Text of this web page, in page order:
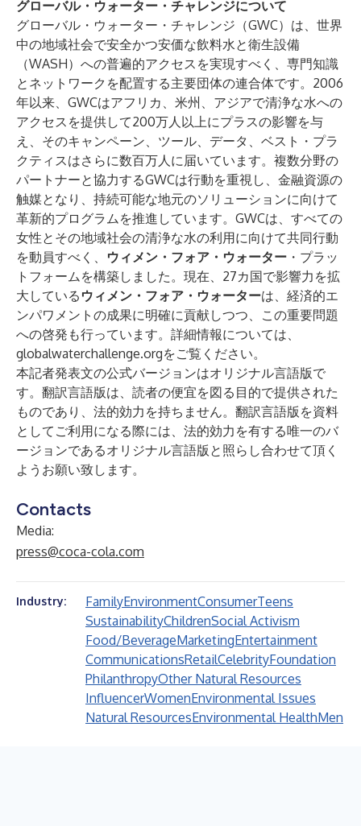
グローバル・ ウォーター ・ チャレンジについて
グローバル・ウォーター・チャレンジ（GWC）は、世界
中の地域社会で安全かつ安価な飲料水と衛生設備
（WASH）への普遍的アクセスを実現すべく、専門知識
とネットワークを配置する主要団体の連合体です。2006
年以来、GWCはアフリカ、米州、アジアで清浄な水への
アクセスを提供して200万人以上にプラスの影響を与
え、そのキャンペーン、ツール、データ、ベスト・プラ
クティスはさらに数百万人に届いています。複数分野の
パートナーと協力するGWCは行動を重視し、金融資源の
触媒となり、持続可能な地元のソリューションに向けて
革新的プログラムを推進しています。GWCは、すべての
女性とその地域社会の清浄な水の利用に向けて共同行動
を動員すべく、 ウィメン・フォア・ウォーター ・プラッ
トフォームを構築しました。現在、27カ国で影響力を拡
大している ウィメン・フォア・ウォーターは、経済的エ
ンパワメントの成果に明確に貢献しつつ、この重要問題
への啓発も行っています。詳細情報については、
globalwaterchallenge.orgをご覧ください。
本記者発表文の公式バージョンはオリジナル言語版で
す。翻訳言語版は、読者の便宜を図る目的で提供された
ものであり、法的効力を持ちません。翻訳言語版を資料
としてご利用になる際には、法的効力を有する唯一のバ
ージョンであるオリジナル言語版と照らし合わせて頂く
ようお願い致します。
Contacts
Media:
press@coca-cola.com
Industry: FamilyEnvironmentConsumerTeens
SustainabilityChildrenSocial Activism
Food/BeverageMarketingEntertainment
CommunicationsRetailCelebrityFoundation
PhilanthropyOther Natural Resources
InfluencerWomenEnvironmental Issues
Natural ResourcesEnvironmental HealthMen